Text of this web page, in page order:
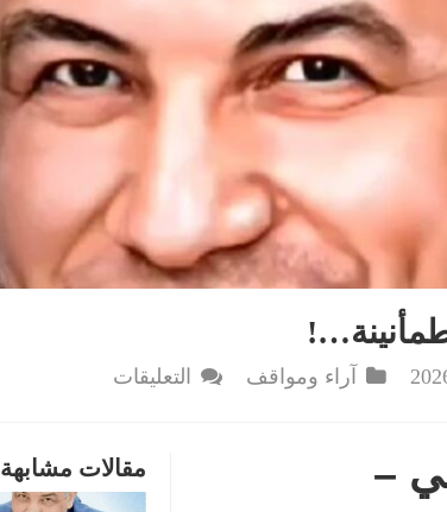
آراء ومواقف التعليقات
الطمأنينة…!
مغلقة
مقالات مشابهة –